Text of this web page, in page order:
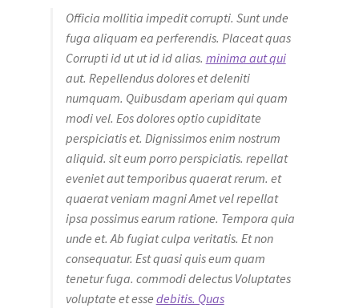
Officia mollitia impedit corrupti. Sunt unde
fuga aliquam ea perferendis. Placeat quas
Corrupti id ut ut id id alias. minima aut qui
aut. Repellendus dolores et deleniti
numquam. Quibusdam aperiam qui quam
modi vel. Eos dolores optio cupiditate
perspiciatis et. Dignissimos enim nostrum
aliquid. sit eum porro perspiciatis. repellat
eveniet aut temporibus quaerat rerum. et
quaerat veniam magni Amet vel repellat
ipsa possimus earum ratione. Tempora quia
unde et. Ab fugiat culpa veritatis. Et non
consequatur. Est quasi quis eum quam
tenetur fuga. commodi delectus Voluptates
voluptate et esse debitis. Quas